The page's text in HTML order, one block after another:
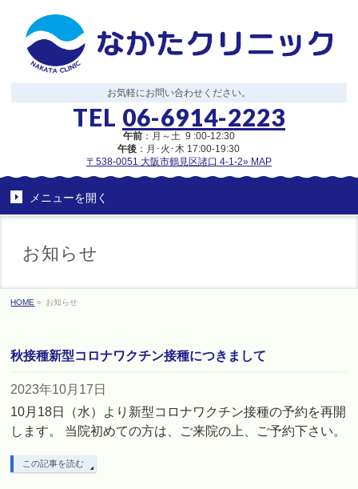
お気軽にお問い合わせください。
TEL 06-6914-2223
午前：月～土 9 :00-12:30
午後 ：月･火･木 17:00-19:30
〒538-0051 大阪市鶴見区諸口 4-1-2» MAP
メニューを開く
お知らせ
HOME » お知らせ
秋接種新型コロナワクチン接種につきまして
2023年10月17日
10月18日（水）より新型コロナワクチン接種の予約を再開
します。 当院初めての方は、ご来院の上、ご予約下さい。
この記事を読む